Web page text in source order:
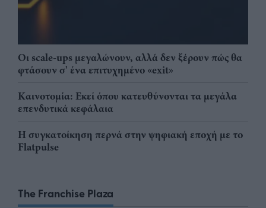
Οι scale-ups μεγαλώνουν, αλλά δεν ξέρουν πώς θα
φτάσουν σ' ένα επιτυχημένο «exit»
Καινοτομία: Εκεί όπου κατευθύνονται τα μεγάλα
επενδυτικά κεφάλαια
Η συγκατοίκηση περνά στην ψηφιακή εποχή με το
Flatpulse
The Franchise Plaza